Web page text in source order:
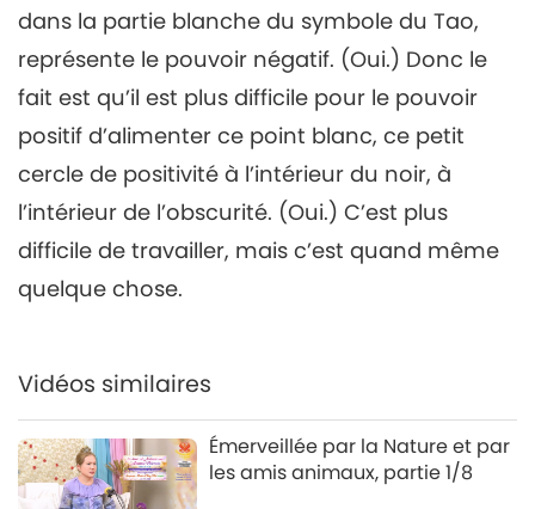
5
Entre Maître et disciples 2022-07-20
dans la partie blanche du symbole du Tao,
représente le pouvoir négatif. (Oui.) Donc le
fait est qu’il est plus difficile pour le pouvoir
positif d’alimenter ce point blanc, ce petit
cercle de positivité à l’intérieur du noir, à
l’intérieur de l’obscurité. (Oui.) C’est plus
difficile de travailler, mais c’est quand même
quelque chose.
Vidéos similaires
Émerveillée par la Nature et par
les amis animaux, partie 1/8